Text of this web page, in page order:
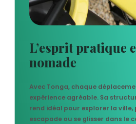
L’esprit pratique
nomade
Avec Tonga, chaque
expérience agréable. Sa
rend idéal pour explorer la ville,
escapade ou se glisser dans le